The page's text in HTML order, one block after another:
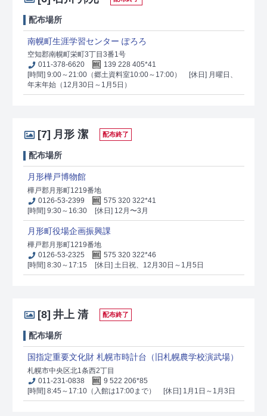
配布場所
南幌町生涯学習センター ぽろろ
空知郡南幌町栄町3丁目3番1号
011-378-6620
139 228 405*41
[時間] 9:00～21:00（郷土資料室10:00～17:00）
[休日] 月曜日、
年末年始（12月30日～1月5日）
[7] 月形 潔 配布終了
配布場所
月形樺戸博物館
樺戸郡月形町1219番地
0126-53-2399
575 320 322*41
[時間] 9:30～16:30
[休日] 12月〜3月
月形町役場企画振興課
樺戸郡月形町1219番地
0126-53-2325
575 320 322*46
[時間] 8:30～17:15
[休日] 土日祝、12月30日～1月5日
[8] 井上 清 配布終了
配布場所
国指定重要文化財 札幌市時計台（旧札幌農学校演武場）
札幌市中央区北1条西2丁目
011-231-0838
9 522 206*85
[時間] 8:45～17:10（入館は17:00まで）
[休日] 1月1日～1月3日